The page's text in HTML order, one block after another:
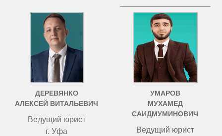
ДЕРЕВЯНКО
АЛЕКСЕЙ ВИТАЛЬЕВИЧ
Ведущий юрист
г. Уфа
УМАРОВ
МУХАМЕД
САИДМУМИНОВИЧ
Ведущий юрист